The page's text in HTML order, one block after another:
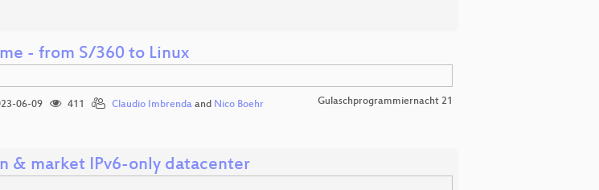
- from S/360 to Linux
06-09 411 Claudio Imbrendaand Nico Boehr Gulaschprogrammiernacht 21
& market IPv6-only datacenter